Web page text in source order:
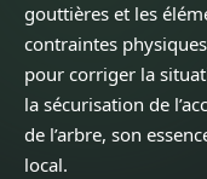
gouttières et les
contraintes
pour corriger la
la sécurisation de
de l’arbre, son
local.